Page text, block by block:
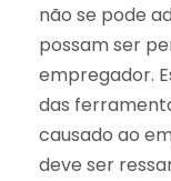
não se pode
possam ser
empregador.
das
causado ao
deve ser